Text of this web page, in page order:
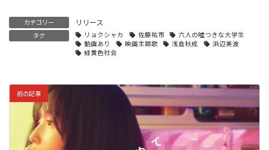
カテゴリー リリース
タグ リョクシャカ 佐藤祐市
六人の噓つきな大学生
動画あり
映画主題歌 浅倉秋成
浜辺美波
緑黄色社会
前の記事